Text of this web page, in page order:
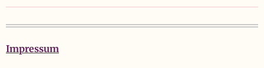
Impressum